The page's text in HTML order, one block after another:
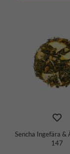
Sencha Ingefära &
147